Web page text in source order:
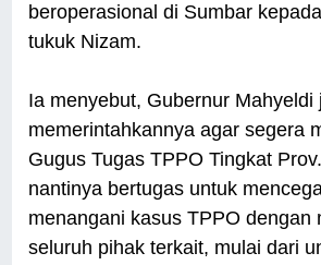
beroperasional di Sumbar
tukuk Nizam.
Ia menyebut, Gubernur Mahyeldi
memerintahkannya agar segera
Gugus Tugas TPPO Tingkat
nantinya bertugas untuk
menangani kasus TPPO dengan
seluruh pihak terkait, mulai dari